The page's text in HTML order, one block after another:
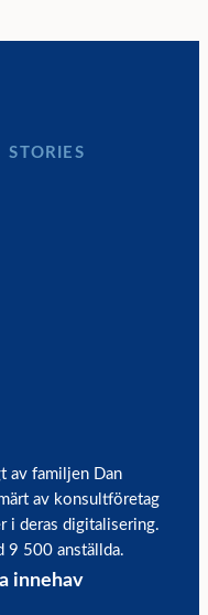
STORIES
av familjen Dan
av konsultföretag
i deras digitalisering.
9 500 anställda.
innehav